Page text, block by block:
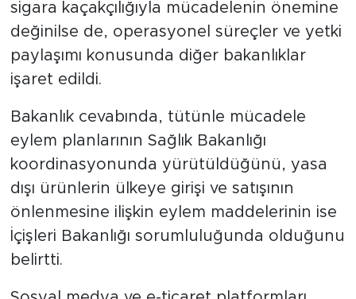
sigara kaçakçılığıyla mücadelenin önemine
değinilse de, operasyonel süreçler ve yetki
paylaşımı konusunda diğer bakanlıklar
işaret edildi.
Bakanlık cevabında, tütünle mücadele
eylem planlarının Sağlık Bakanlığı
koordinasyonunda yürütüldüğünü, yasa
dışı ürünlerin ülkeye girişi ve satışının
önlenmesine ilişkin eylem maddelerinin ise
İçişleri Bakanlığı sorumluluğunda olduğunu
belirtti.